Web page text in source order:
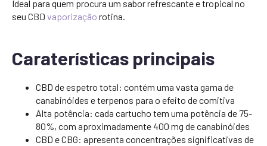
Ideal para quem procura um sabor refrescante e tropical no
seu CBD vaporização rotina.
Caraterísticas principais
CBD de espetro total: contém uma vasta gama de
canabinóides e terpenos para o efeito de comitiva
Alta potência: cada cartucho tem uma potência de 75-
80%, com aproximadamente 400 mg de canabinóides
CBD e CBG: apresenta concentrações significativas de